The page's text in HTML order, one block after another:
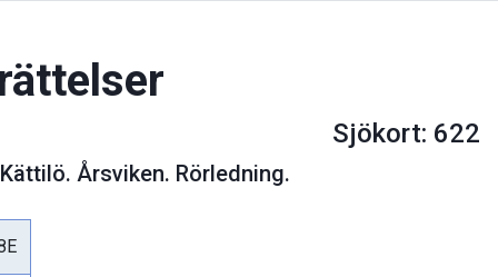
Sjökort: 622
Årsviken. Rörledning.